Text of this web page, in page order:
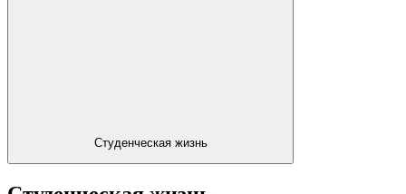
Студенческая жизнь